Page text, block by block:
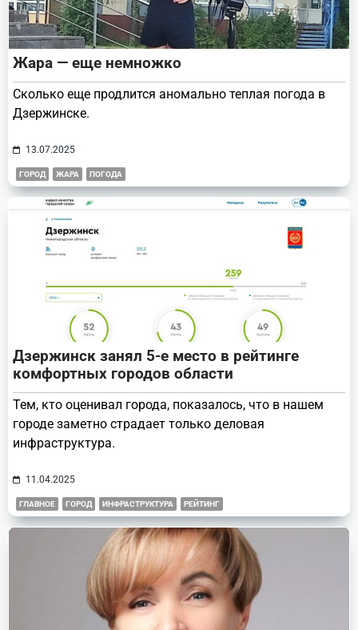
Жара — еще немножко
Сколько еще продлится аномально теплая погода в
Дзержинске.
13.07.2025
ГОРОД ЖАРА ПОГОДА
Дзержинск занял 5-е место в рейтинге
комфортных городов области
Тем, кто оценивал города, показалось, что в нашем
городе заметно страдает только деловая
инфраструктура.
11.04.2025
ГЛАВНОЕ ГОРОД ИНФРАСТРУКТУРА РЕЙТИНГ